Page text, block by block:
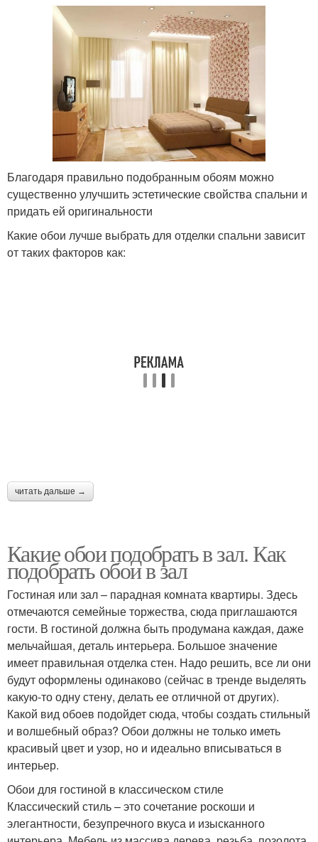
Благодаря правильно подобранным обоям можно
существенно улучшить эстетические свойства спальни и
придать ей оригинальности
Какие обои лучше выбрать для отделки спальни зависит
от таких факторов как:
читать дальше →
Какие обои подобрать в зал. Как
подобрать обои в зал
Гостиная или зал – парадная комната квартиры. Здесь
отмечаются семейные торжества, сюда приглашаются
гости. В гостиной должна быть продумана каждая, даже
мельчайшая, деталь интерьера. Большое значение
имеет правильная отделка стен. Надо решить, все ли они
будут оформлены одинаково (сейчас в тренде выделять
какую-то одну стену, делать ее отличной от других).
Какой вид обоев подойдет сюда, чтобы создать стильный
и волшебный образ? Обои должны не только иметь
красивый цвет и узор, но и идеально вписываться в
интерьер.
Обои для гостиной в классическом стиле
Классический стиль – это сочетание роскоши и
элегантности, безупречного вкуса и изысканного